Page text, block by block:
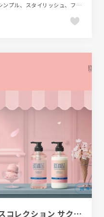
グリーン系、コーポレートサイト、シンプル、スタイリッシュ、フラットデザイン、ホワイト系、飲料・食品
BOTANIST | フレグランスコレクション サクラとバニラの香り